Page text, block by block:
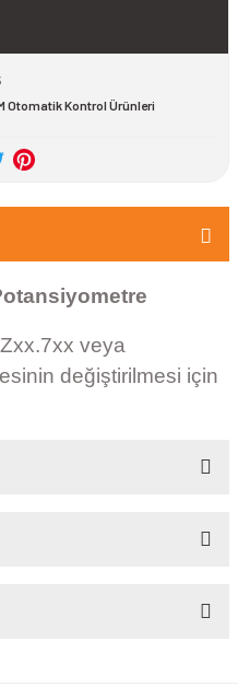
Otomatik Kontrol Ürünleri
veya
değiştirilmesi için